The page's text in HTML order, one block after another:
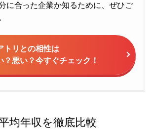
に合った企業か知るために、ぜひご
トリとの相性は
？悪い？今すぐチェック！
均年収を徹底比較